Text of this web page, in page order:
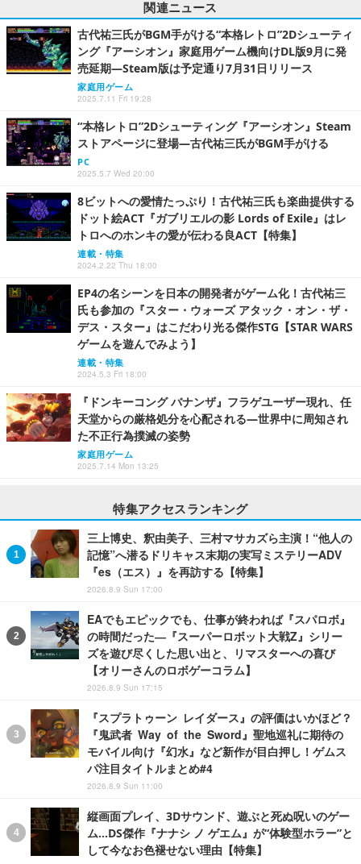
関連ニュース
古代祐三氏がBGM手がける“本格レトロ”2Dシューティ
ング『アーシオン』家庭用ゲーム機向けDL版9月に発
売延期―Steam版は予定通り7月31日リリース
家庭用ゲーム
2025.7.11 Fri 19:28
“本格レトロ”2Dシューティング『アーシオン』Steam
ストアページに登場―古代祐三氏がBGM手がける
PC
2025.5.7 Wed 20:00
8ビットへの愛情たっぷり！古代祐三氏も楽曲提供する
ドット絵ACT『ガブリエルの影 Lords of Exile』はレ
トロへのホンキの愛が伝わる良ACT【特集】
連載・特集
2024.2.22 Thu 18:00
EP4の名シーンを日本の開発者がゲーム化！古代祐三
氏も参加の『スター・ウォーズ アタック・オン・ザ・
デス・スター』はこだわり光る傑作STG【STAR WARS
ゲームを遊んでみよう】
連載・特集
2024.5.3 Fri 18:00
『ドンキーコング バナンザ』フラゲユーザー現れ、任
天堂からの厳格処分を心配される―世界中に周知され
た不正行為撲滅の姿勢
家庭用ゲーム
2025.7.14 Mon 13:25
特集アクセスランキング
三上博史、釈由美子、三村マサカズら主演！“他人の
記憶”へ潜るドリキャス末期の実写ミステリーADV
『es（エス）』を再訪する【特集】
2026.8.9 Sun 17:00
EAでもエピックでも、仕事が終われば『スパロボ』
の時間だった―『スーパーロボット大戦Z』シリー
ズを遊び尽くした思い出と、リマスターへの喜び
【オリーさんのロボゲーコラム】
2026.8.9 Sun 17:15
『スプラトゥーン レイダース』の評価はいかほど？
『鬼武者 Way of the Sword』聖地巡礼に期待の
モバイル向け『幻水』など新作が目白押し！ゲムス
パ注目タイトルまとめ#4
2026.8.9 Sun 11:00
縦画面プレイ、3Dサウンド、遊ぶと死ぬ呪いのゲー
ム…DS傑作『ナナシ ノ ゲエム』が“体験型ホラー”と
して今なお色褪せない理由【特集】